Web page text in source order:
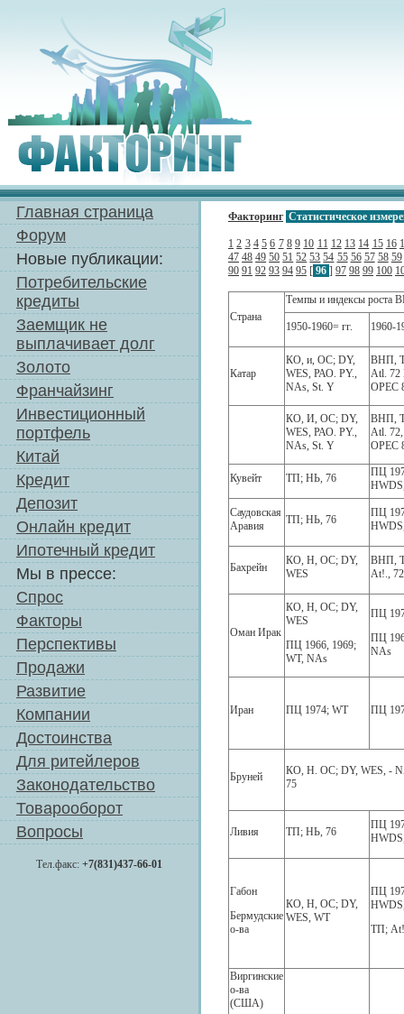
Главная страница
Форум
Новые публикации:
Потребительские
кредиты
Заемщик не
выплачивает долг
Золото
Франчайзинг
Инвестиционный
портфель
Китай
Кредит
Депозит
Онлайн кредит
Ипотечный кредит
Мы в прессе:
Спрос
Факторы
Перспективы
Продажи
Развитие
Компании
Достоинства
Для ритейлеров
Законодательство
Товарооборот
Вопросы
Тел.факс: +7(831)437-66-01
Факторинг Статистическое
1 2 3 4 5 6 7 8 9 10 11 12 13 14 15 16
47 48 49 50 51 52 53 54 55 56 57 58 59
90 91 92 93 94 95 [ 96 ] 97 98 99 100
Страна
Темпы и индексы роста
1950-1960= гг. 1960-
Катар
КО, и, ОС; DY,
WES, РАО. PY.,
NAs, St. Y
ВНП,
Atl. 72
OPEC
КО, И, ОС; DY,
WES, РАО. PY.,
NAs, St. Y
ВНП,
Atl.
OPEC
Кувейт ТП; НЬ, 76
ПЦ
Саудовская
Аравия
ТП; НЬ, 76
ПЦ
Бахрейн
КО, Н, ОС; DY,
WES
ВНП,
At!., 72
Оман Ирак
КО, Н, ОС; DY,
WES
ПЦ 1966, 1969;
WT, NAs
ПЦ
ПЦ
NAs
Иран ПЦ 1974; WT ПЦ
Бруней
КО, Н. ОС; DY, WES, -
75
Ливия ТП; НЬ, 76
ПЦ
Габон
Бермудские
о-ва
КО, Н, ОС; DY,
WES, WT
ПЦ
ТП;
Виргинские
о-ва
(США)